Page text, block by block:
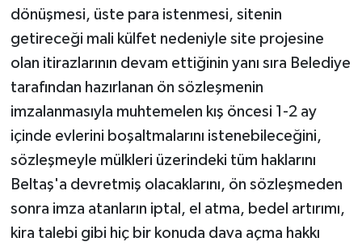
dönüşmesi, üste para istenmesi, sitenin
getireceği mali külfet nedeniyle site projesine
olan itirazlarının devam ettiğinin yanı sıra Belediye
tarafından hazırlanan ön sözleşmenin
imzalanmasıyla muhtemelen kış öncesi 1-2 ay
içinde evlerini boşaltmalarını istenebileceğini,
sözleşmeyle mülkleri üzerindeki tüm haklarını
Beltaş'a devretmiş olacaklarını, ön sözleşmeden
sonra imza atanların iptal, el atma, bedel artırımı,
kira talebi gibi hiç bir konuda dava açma hakkı